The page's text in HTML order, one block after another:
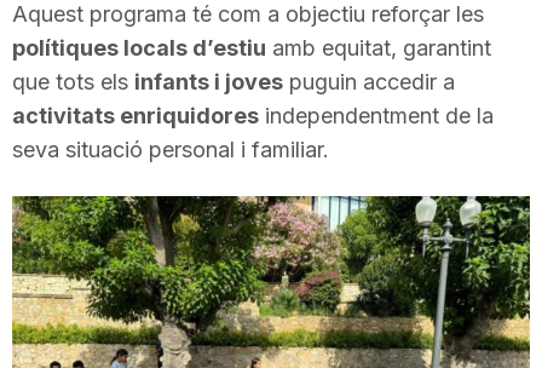
u
t
t
d
Aquest programa té com a objectiu reforçar les
polítiques locals d’estiu amb equitat, garantint
que tots els infants i joves puguin accedir a
activitats enriquidores independentment de la
seva situació personal i familiar.